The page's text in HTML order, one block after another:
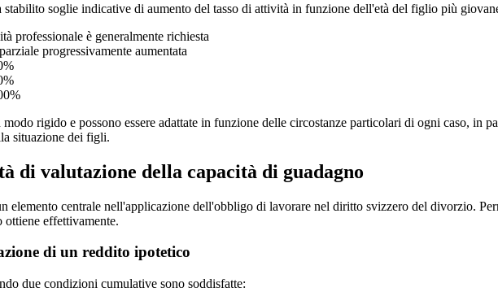
soglie indicative di aumento del tasso di attività in funzione dell'età del figlio più
professionale è generalmente richiesta
progressivamente aumentata
rigido e possono essere adattate in funzione delle circostanze particolari di ogni caso, in
situazione dei figli.
di valutazione della capacità di guadagno
elemento centrale nell'applicazione dell'obbligo di lavorare nel diritto svizzero del divorzio.
ottiene effettivamente.
di un reddito ipotetico
due condizioni cumulative sono soddisfatte: